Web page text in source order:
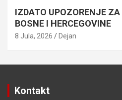
IZDATO UPOZORENJE ZA
BOSNE I HERCEGOVINE
8 Jula, 2026 Dejan
Kontakt